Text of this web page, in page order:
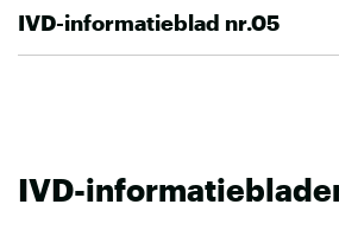
IVD-informatieblad nr.05
IVD-